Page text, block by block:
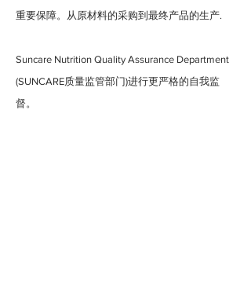
重要保障。从原材料的采购到最终产品的生产.
Suncare Nutrition Quality Assurance Department
(SUNCARE质量监管部门)进行更严格的自我监
督。